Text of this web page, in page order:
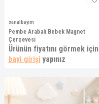
sanalbayim
Pembe Arabalı Bebek Magnet
Çerçevesi
Ürünün fiyatını görmek için
bayi girişi yapınız